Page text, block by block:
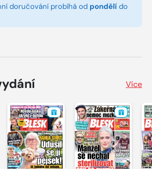
doručování probíhá od pondělí do
Více